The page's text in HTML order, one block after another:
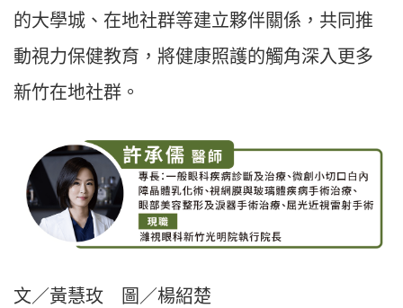
的大學城、在地社群等建立夥伴關係，共同推
動視力保健教育，將健康照護的觸角深入更多
新竹在地社群。
文／黃慧玫 圖／楊紹楚